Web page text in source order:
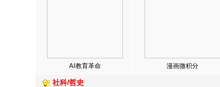
AI教育革命 漫画微积分
社科/哲史